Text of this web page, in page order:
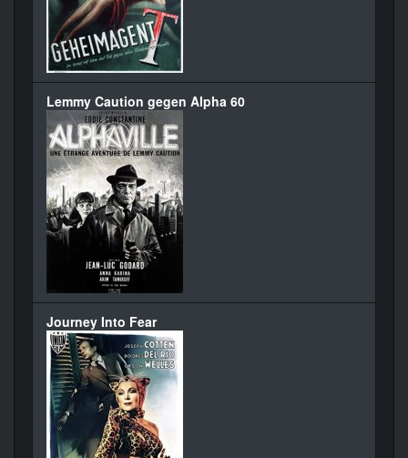
Lemmy Caution gegen Alpha 60
Journey Into Fear